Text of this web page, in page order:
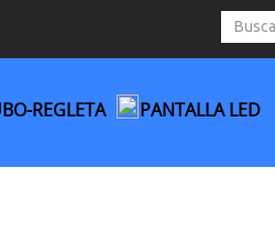
REGLETA PANTALLA LED